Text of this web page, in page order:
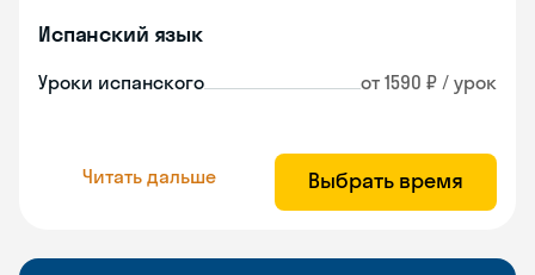
Испанский язык
Уроки испанского от 1590 ₽ / урок
Читать дальше Выбрать время